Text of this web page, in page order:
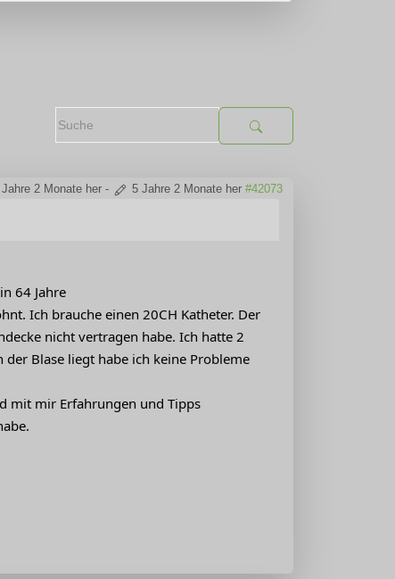
2 Monate her - 5 Jahre 2 Monate her #42073
64 Jahre
Ich brauche einen 20CH Katheter. Der
nicht vertragen habe. Ich hatte 2
Blase liegt habe ich keine Probleme
mit mir Erfahrungen und Tipps